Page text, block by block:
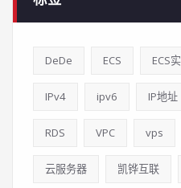
DeDe ECS ECS
IPv4 ipv6 IP地址
RDS VPC vps
云服务器 凯铧互联